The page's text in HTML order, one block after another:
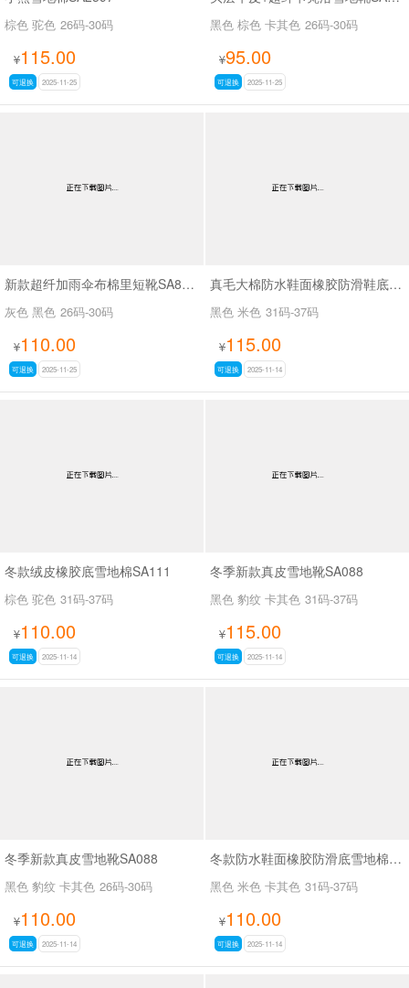
棕色 驼色 26码-30码
¥115.00
可退换 2025-11-25
黑色 棕色 卡其色 26码-30码
¥95.00
可退换 2025-11-25
新款超纤加雨伞布棉里短靴SA8660
灰色 黑色 26码-30码
¥110.00
可退换 2025-11-25
真毛大棉防水鞋面橡胶防滑鞋底马丁靴SA111
黑色 米色 31码-37码
¥115.00
可退换 2025-11-14
冬款绒皮橡胶底雪地棉SA111
棕色 驼色 31码-37码
¥110.00
可退换 2025-11-14
冬季新款真皮雪地靴SA088
黑色 豹纹 卡其色 31码-37码
¥115.00
可退换 2025-11-14
冬季新款真皮雪地靴SA088
黑色 豹纹 卡其色 26码-30码
¥110.00
可退换 2025-11-14
冬款防水鞋面橡胶防滑底雪地棉SA111
黑色 米色 卡其色 31码-37码
¥110.00
可退换 2025-11-14